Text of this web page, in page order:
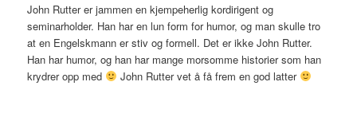
John Rutter er jammen en kjempeherlig kordirigent og
seminarholder. Han har en lun form for humor, og man skulle tro
at en Engelskmann er stiv og formell. Det er ikke John Rutter.
Han har humor, og han har mange morsomme historier som han
krydrer opp med
John Rutter vet å få frem en god latter